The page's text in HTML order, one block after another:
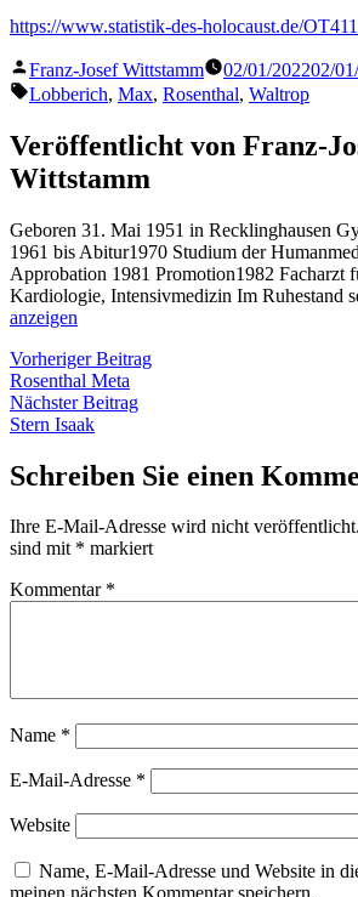
https://www.statistik-des-holocaust.de/
Veröffentlicht
von
Franz-Josef Wittstamm 02/01/202202/
Schlagwörter:
Lobberich, Max, Rosenthal, Waltrop
Veröffentlicht von Franz-
Wittstamm
Geboren 31. Mai 1951 in Recklinghausen
1961 bis Abitur1970 Studium der
Approbation 1981 Promotion1982 Facharzt
Kardiologie, Intensivmedizin Im Ruhestand
anzeigen
Beitragsnavigation
Vorheriger BeitragVorheriger
Rosenthal Meta
Nächster BeitragNächster
Stern Isaak
Schreiben Sie einen
Ihre E-Mail-Adresse wird nicht veröffentlicht.
sind mit * markiert
Kommentar *
Name *
E-Mail-Adresse *
Website
Name, E-Mail-Adresse und Website in